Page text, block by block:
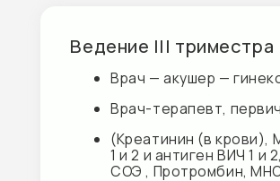
Микроскопия мазка на
Допплерометрия при
Исследование мочи по
Забор крови для анализа